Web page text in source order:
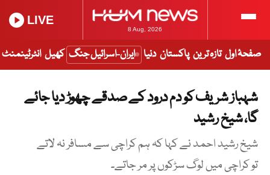
8 Aug, 2026
LIVE
صفحۂ اول تازہ ترین پاکستان دنیا ایران-اسرائیل جنگ کھیل انٹرٹینمنٹ
شہباز شریف کو دم درود کے صدقے چھوڑ دیا جائے
گا، شیخ رشید
شیخ رشید احمد نے کہا کہ ہم کراچی سے مسافر نہ لاتے
تو کراچی میں لوگ سڑکوں پر مر جاتے۔